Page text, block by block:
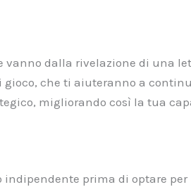
dalla rivelazione di una
che ti aiuteranno a
migliorando così la tua
prima di optare